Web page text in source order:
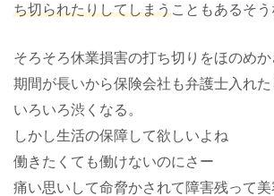
ち切られたりしてしまうこともあるそ
そろそろ休業損害の打ち切りをほのめか
期間が長いから保険会社も弁護士入れた
いろいろ渋くなる。
しかし生活の保障して欲しいよね
働きたくても働けないのにさー
痛い思いして命脅かされて障害残って